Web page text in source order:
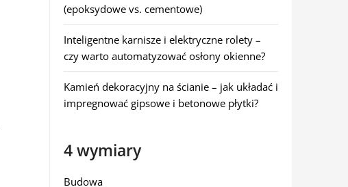
(epoksydowe vs. cementowe)
Inteligentne karnisze i elektryczne rolety –
czy warto automatyzować osłony okienne?
Kamień dekoracyjny na ścianie – jak układać i
impregnować gipsowe i betonowe płytki?
4 wymiary
Budowa